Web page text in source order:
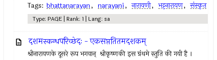
Tags: bhattanarayan, narayani, नारायणी, भट्टनारायण, संस्कृत
Type: PAGE | Rank: 1 | Lang: sa
दशमस्कन्धपरिच्छेदः - एकसप्ततितमदशकम्
श्रीनारायणके दूसरे रूप भगवान् ‍ श्रीकृष्णकी इस ग्रंथमे स्तुति की गयी है ।